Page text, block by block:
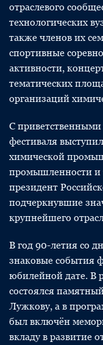
отраслевого
технологических
также членов их
спортивные
активности,
тематических
организаций
С
фестиваля
химической
промышленности и
президент
подчеркнувшие
крупнейшего
В год 90-летия со
знаковые события
юбилейной дате. В
состоялся
Лужкову, а в
был включён
вкладу в развитие